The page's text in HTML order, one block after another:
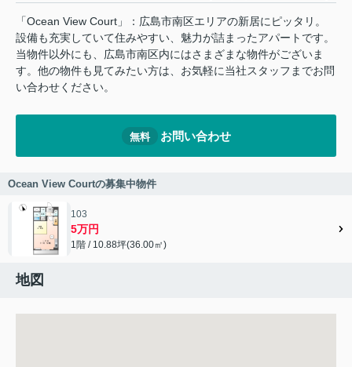
「Ocean View Court」：広島市南区エリアの新居にピッタリ。
設備も充実していて住みやすい、魅力が詰まったアパートです。
当物件以外にも、広島市南区内にはさまざまな物件がございま
す。他の物件も見てみたい方は、お気軽に当社スタッフまでお問
い合わせください。
無料 お問い合わせ
Ocean View Courtの募集中物件
103
5万円
1階 / 10.88坪(36.00㎡)
地図